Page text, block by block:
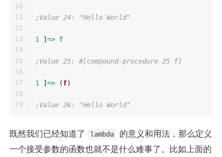
10
11
12
13
14
15
16
17
18
;Value 24: "Hello World"
1 ] => f
;Value 25: #[compound-procedure 25 f]
1 ] => (f)
;Value 26: "Hello World"
既然我们已经知道了 lambda
的意义和用法，那么定义
一个接受参数的函数也就不是什么难事了。比如上面的